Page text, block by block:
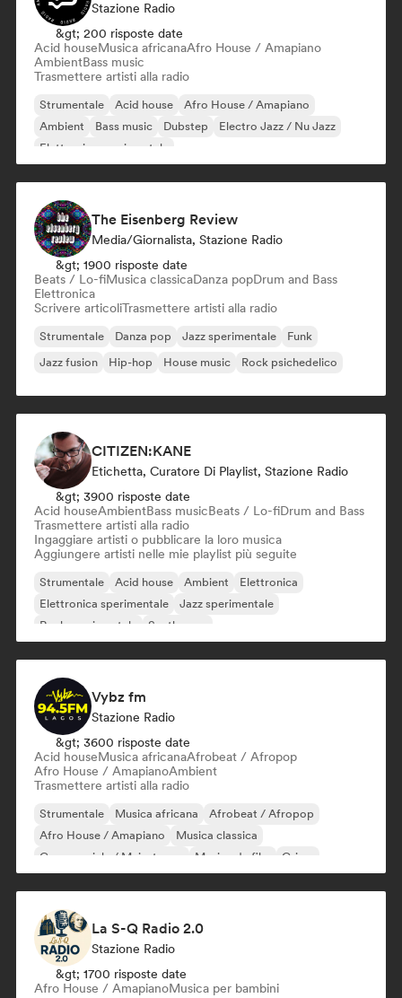
Stazione Radio
&gt; 200 risposte date
Acid houseMusica africanaAfro House / Amapiano
AmbientBass music
Trasmettere artisti alla radio
Strumentale Acid house
Afro House / Amapiano
Ambient
Bass music Dubstep
Electro Jazz / Nu Jazz
Elettronica sperimentale
The Eisenberg Review
Media/Giornalista, Stazione Radio
&gt; 1900 risposte date
Beats / Lo-fiMusica classicaDanza popDrum and Bass
Elettronica
Scrivere articoliTrasmettere artisti alla radio
Strumentale Danza pop Jazz sperimentale
Funk
Jazz fusion
Hip-hop House music Rock psichedelico
CITIZEN:KANE
Etichetta, Curatore Di Playlist, Stazione Radio
&gt; 3900 risposte date
Acid houseAmbientBass musicBeats / Lo-fiDrum and Bass
Trasmettere artisti alla radio
Ingaggiare artisti o pubblicare la loro musica
Aggiungere artisti nelle mie playlist più seguite
Strumentale Acid house Ambient
Elettronica
Elettronica sperimentale
Jazz sperimentale
Rock sperimentale
Synthwave
Vybz fm
Stazione Radio
&gt; 3600 risposte date
Acid houseMusica africanaAfrobeat / Afropop
Afro House / AmapianoAmbient
Trasmettere artisti alla radio
Strumentale Musica africana
Afrobeat / Afropop
Afro House / Amapiano
Musica classica
Commerciale / Mainstream
Musica da film Grime
La S-Q Radio 2.0
Stazione Radio
&gt; 1700 risposte date
Afro House / AmapianoMusica per bambini